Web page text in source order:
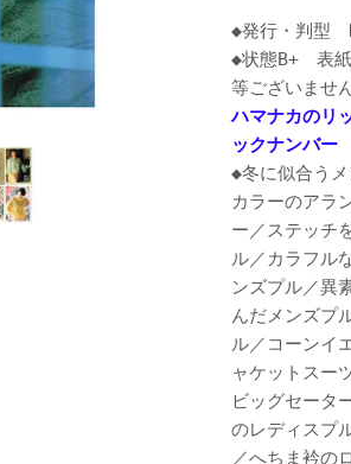
◆発行・判型
◆状態B+
表
等ございませ
ハマナカのリ
ックナンバー
◆冬に似合う
カラーのアラ
ー／ステッチ
ル／カラフル
ンズプル／異
んだメンズプ
ル／コーンイ
ャケットスー
ビッグセータ
のレディスプ
／へちま衿の